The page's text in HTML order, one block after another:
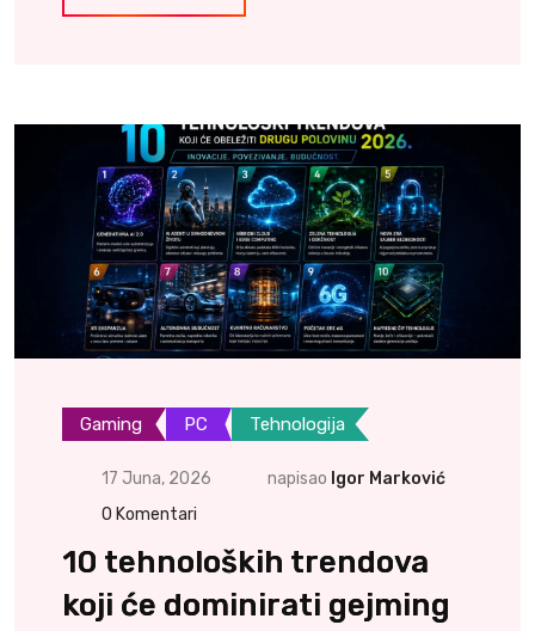
Gaming PC Tehnologija
17 Juna, 2026 napisao Igor Marković
0 Komentari
10 tehnoloških trendova
koji će dominirati gejming